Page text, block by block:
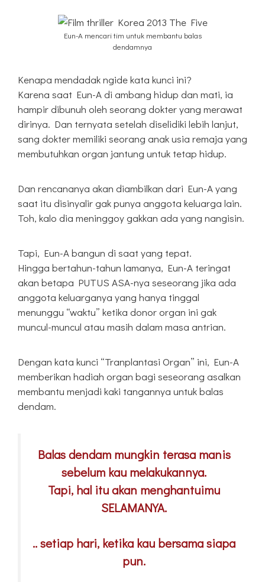
Eun-A mencari tim untuk membantu balas
dendamnya
Kenapa mendadak ngide kata kunci ini?
Karena saat Eun-A di ambang hidup dan mati, ia
hampir dibunuh oleh seorang dokter yang merawat
dirinya. Dan ternyata setelah diselidiki lebih lanjut,
sang dokter memiliki seorang anak usia remaja yang
membutuhkan organ jantung untuk tetap hidup.
Dan rencananya akan diambilkan dari Eun-A yang
saat itu disinyalir gak punya anggota keluarga lain.
Toh, kalo dia meninggoy gakkan ada yang nangisin.
Tapi, Eun-A bangun di saat yang tepat.
Hingga bertahun-tahun lamanya, Eun-A teringat
akan betapa PUTUS ASA-nya seseorang jika ada
anggota keluarganya yang hanya tinggal
menunggu “waktu” ketika donor organ ini gak
muncul-muncul atau masih dalam masa antrian.
Dengan kata kunci “Tranplantasi Organ” ini, Eun-A
memberikan hadiah organ bagi seseorang asalkan
membantu menjadi kaki tangannya untuk balas
dendam.
Balas dendam mungkin terasa manis
sebelum kau melakukannya.
Tapi, hal itu akan menghantuimu
SELAMANYA.
.. setiap hari, ketika kau bersama siapa
pun.